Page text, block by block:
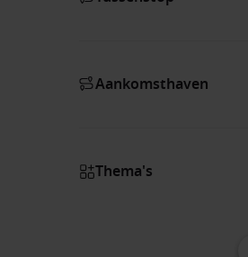
Aankomsthaven
Thema's